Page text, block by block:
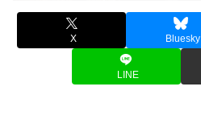
X Bluesky
LINE